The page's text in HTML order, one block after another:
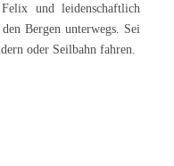
und leidenschaftlich
Bergen unterwegs. Sei
oder Seilbahn fahren.